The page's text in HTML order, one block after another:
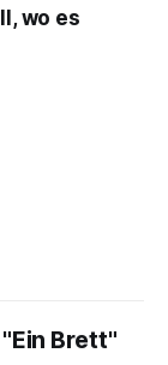
wo es
Brett"